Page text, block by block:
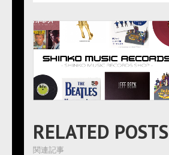
RELATED POSTS
関連記事